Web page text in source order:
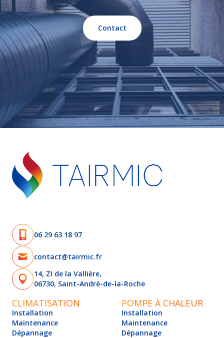
Contact
06 29 63 18 97
contact@tairmic.fr
14, ZI de la Vallière,
06730, Saint-André-de-la-Roche
CLIMATISATION
Installation
Maintenance
Dépannage
POMPE À CHALEUR
Installation
Maintenance
Dépannage